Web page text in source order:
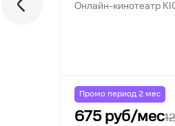
Онлайн-кинотеатр
Промо период 2 мес
675руб/мес